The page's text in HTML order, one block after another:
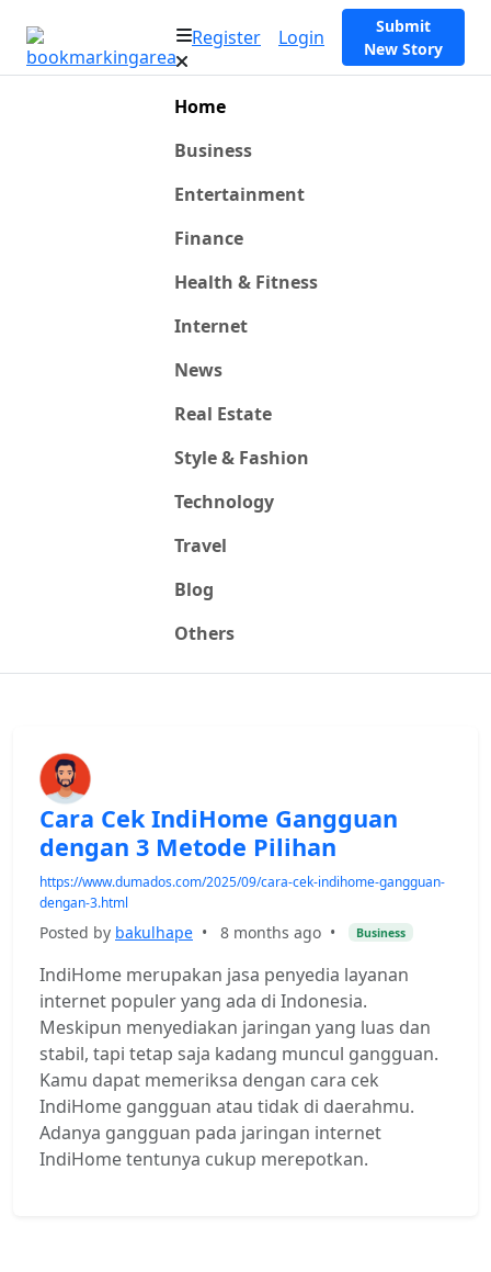
Register Login
Submit
New Story
Home
Business
Entertainment
Finance
Health & Fitness
Internet
News
Real Estate
Style & Fashion
Technology
Travel
Blog
Others
Cara Cek IndiHome Gangguan
dengan 3 Metode Pilihan
https://www.dumados.com/2025/09/cara-cek-indihome-gangguan-
dengan-3.html
Posted by bakulhape • 8 months ago • Business
IndiHome merupakan jasa penyedia layanan
internet populer yang ada di Indonesia.
Meskipun menyediakan jaringan yang luas dan
stabil, tapi tetap saja kadang muncul gangguan.
Kamu dapat memeriksa dengan cara cek
IndiHome gangguan atau tidak di daerahmu.
Adanya gangguan pada jaringan internet
IndiHome tentunya cukup merepotkan.